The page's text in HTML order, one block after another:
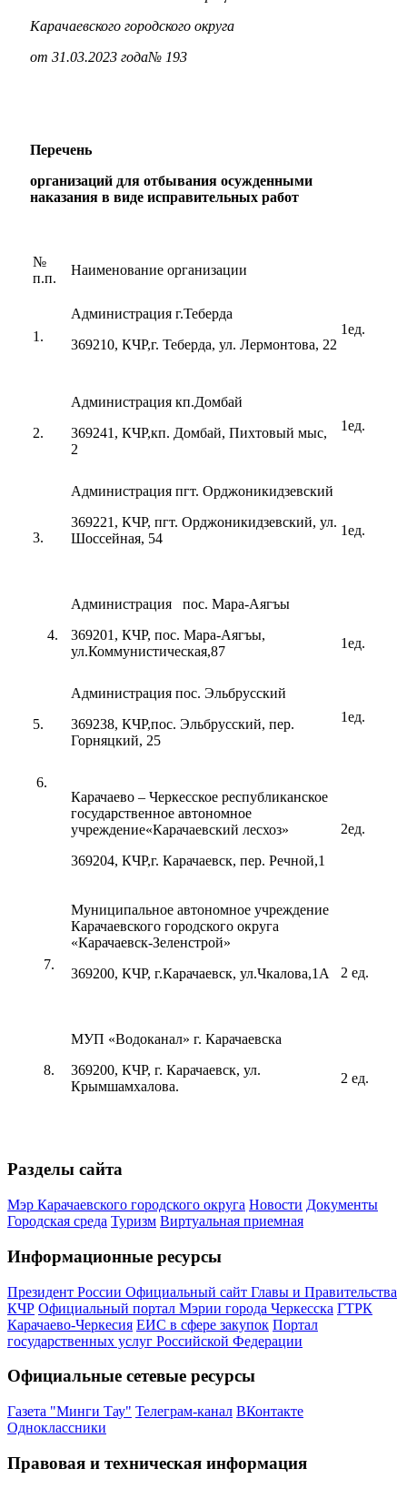
Карачаевского городского округа
от 31.03.2023 года№ 193
Перечень
организаций для отбывания осужденными
наказания в виде исправительных работ
№
п.п.
Наименование организации
1.
Администрация г.Теберда
369210, КЧР,г. Теберда, ул. Лермонтова, 22
1ед.
2.
Администрация кп.Домбай
369241, КЧР,кп. Домбай, Пихтовый мыс,
2
1ед.
3.
Администрация пгт. Орджоникидзевский
369221, КЧР, пгт. Орджоникидзевский, ул.
Шоссейная, 54
1ед.
4.
Администрация пос. Мара-Аягъы
369201, КЧР, пос. Мара-Аягъы,
ул.Коммунистическая,87
1ед.
5.
Администрация пос. Эльбрусский
369238, КЧР,пос. Эльбрусский, пер.
Горняцкий, 25
1ед.
6.
Карачаево – Черкесское республиканское
государственное автономное
учреждение«Карачаевский лесхоз»
369204, КЧР,г. Карачаевск, пер. Речной,1
2ед.
7.
Муниципальное автономное учреждение
Карачаевского городского округа
«Карачаевск-Зеленстрой»
369200, КЧР, г.Карачаевск, ул.Чкалова,1А
2 ед.
8.
МУП «Водоканал» г. Карачаевска
369200, КЧР, г. Карачаевск, ул.
Крымшамхалова.
2 ед.
Разделы сайта
Мэр Карачаевского городского округа Новости Документы
Городская среда Туризм Виртуальная приемная
Информационные ресурсы
Президент России Официальный сайт Главы и Правительства
КЧР Официальный портал Мэрии города Черкесска ГТРК
Карачаево-Черкесия ЕИС в сфере закупок Портал
государственных услуг Российской Федерации
Официальные сетевые ресурсы
Газета "Минги Тау" Телеграм-канал ВКонтакте
Одноклассники
Правовая и техническая информация